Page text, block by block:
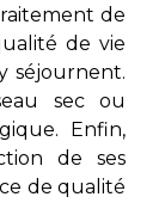
de
de vie
séjournent.
sec ou
Enfin,
de ses
de qualité